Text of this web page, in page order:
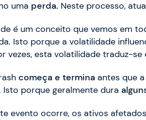
uma perda. Neste processo,
é um conceito que vemos em
Isto porque a volatilidade
vezes, esta volatilidade traduz-se
começa e termina antes que
Isto porque geralmente dura
evento ocorre, os ativos